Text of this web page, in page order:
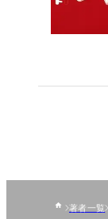
著者一覧